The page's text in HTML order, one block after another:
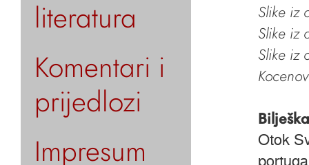
literatura
Komentari i
prijedlozi
Impresum
Slike iz
Slike iz
Slike iz
Bilješka
Otok